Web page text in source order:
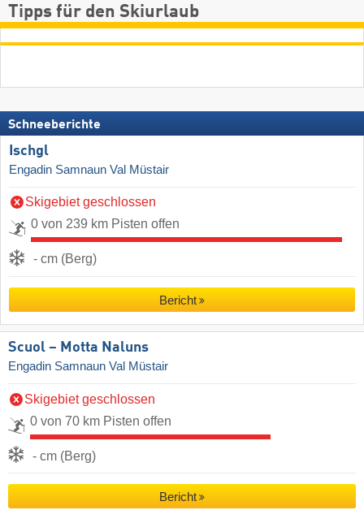
Tipps für den Skiurlaub
Schneeberichte
Ischgl
Engadin Samnaun Val Müstair
Skigebiet geschlossen
0 von 239 km Pisten offen
- cm (Berg)
Bericht
Scuol – Motta Naluns
Engadin Samnaun Val Müstair
Skigebiet geschlossen
0 von 70 km Pisten offen
- cm (Berg)
Bericht